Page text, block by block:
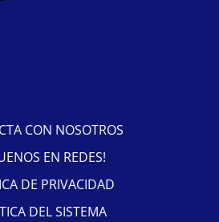
CON NOSOTROS
EN REDES!
DE PRIVACIDAD
DEL SISTEMA